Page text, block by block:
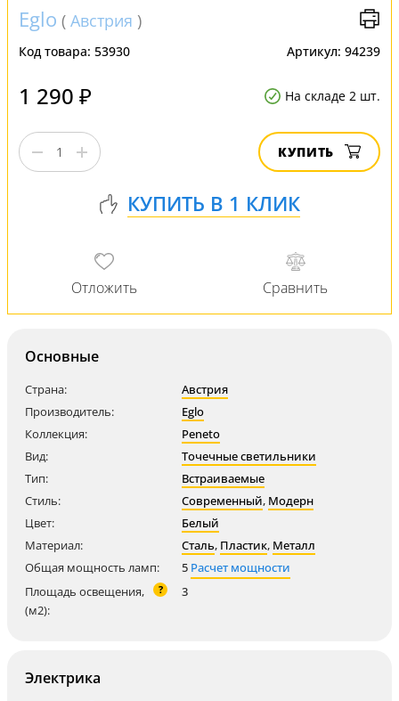
Eglo ( Австрия )
Код товара: 53930 Артикул: 94239
1 290 ₽ На складе 2 шт.
КУПИТЬ
Основные
Страна:
Австрия
Производитель:
Eglo
Коллекция:
Peneto
Вид:
Точечные светильники
Тип:
Встраиваемые
Стиль:
Современный, Модерн
Цвет:
Белый
Материал:
Сталь, Пластик, Металл
Общая мощность ламп:
5 Расчет мощности
Площадь освещения,
(м2):
? 3
Электрика